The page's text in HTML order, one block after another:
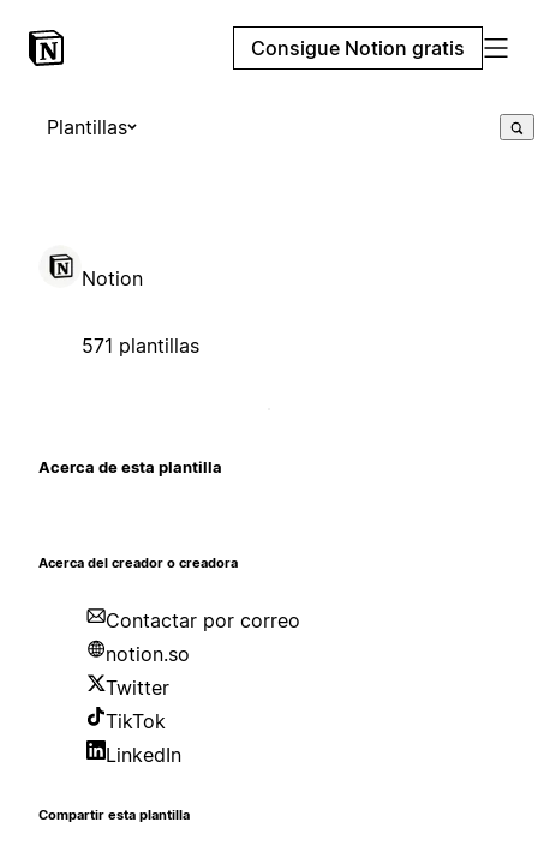
Consigue Notion gratis
Plantillas
Notion
571 plantillas
Acerca de esta plantilla
Acerca del creador o creadora
Contactar por correo
notion.so
Twitter
TikTok
LinkedIn
Compartir esta plantilla